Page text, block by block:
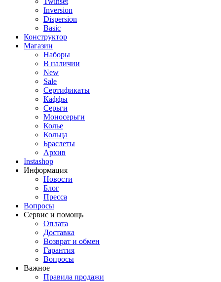
Inversion
Dispersion
Basic
Конструктор
Магазин
Наборы
В наличии
New
Sale
Сертификаты
Каффы
Серьги
Моносерьги
Колье
Кольца
Браслеты
Архив
Instashop
Информация
Новости
Блог
Пресса
Вопросы
Сервис и помощь
Оплата
Доставка
Возврат и обмен
Гарантия
Вопросы
Важное
Правила продажи